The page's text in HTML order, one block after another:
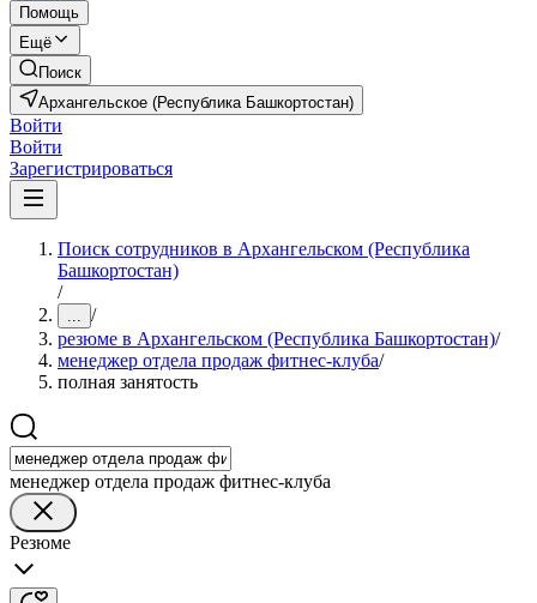
Помощь
Ещё
Поиск
Архангельское (Республика Башкортостан)
Войти
Войти
Зарегистрироваться
Поиск сотрудников в Архангельском (Республика
Башкортостан)
/
... /
резюме в Архангельском (Республика Башкортостан)/
менеджер отдела продаж фитнес-клуба/
полная занятость
менеджер отдела продаж фитнес-клуба
Резюме